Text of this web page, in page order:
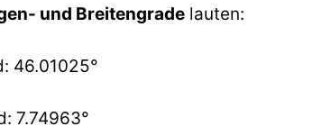
und Breitengrade lauten:
46.01025°
7.74963°